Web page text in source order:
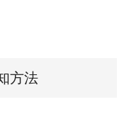
方法